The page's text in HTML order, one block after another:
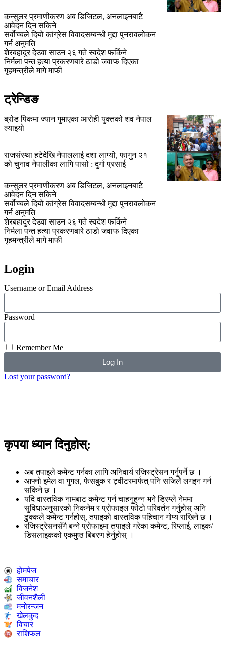
कन्सुलर प्रमाणीकरण अब डिजिटल, अनलाइनबाटै
आवेदन दिन सकिने
सर्वोच्चले दियो कांग्रेस विवादसम्बन्धी मुद्दा पुनरावलोकन
गर्न अनुमति
शेरबहादुर देउवा साउन २६ गते स्वदेश फर्किने
निर्मला पन्त हत्या प्रकरणबारे ठाडो जवाफ दिएका
गृहमन्त्रीले मागे माफी
ट्रेन्डिङ
ब्रोड पिकमा ज्यान गुमाएका आरोही युक्तको शव नेपाल
ल्याइयो
राजसंस्था हटेदेखि नेपाललाई दशा लाग्यो, फागुन २१
को चुनाव नेपालीका लागि पासो : दुर्गा प्रसाई
कन्सुलर प्रमाणीकरण अब डिजिटल, अनलाइनबाटै
आवेदन दिन सकिने
सर्वोच्चले दियो कांग्रेस विवादसम्बन्धी मुद्दा पुनरावलोकन
गर्न अनुमति
शेरबहादुर देउवा साउन २६ गते स्वदेश फर्किने
निर्मला पन्त हत्या प्रकरणबारे ठाडो जवाफ दिएका
गृहमन्त्रीले मागे माफी
Login
Username or Email Address
Password
Remember Me
Log In
Lost your password?
कृपया ध्यान दिनुहोस्:
अब तपाइले कमेन्ट गर्नका लागि अनिवार्य रजिस्ट्रेसन गर्नुपर्ने छ ।
आफ्नो इमेल वा गुगल, फेसबुक र ट्वीटरमार्फत् पनि सजिलै लगइन गर्न
सकिने छ ।
यदि वास्तविक नामबाट कमेन्ट गर्न चाहनुहुन्न भने डिस्प्ले नेममा
सुविधाअनुसारको निकनेम र प्रोफाइल फोटो परिवर्तन गर्नुहोस् अनि
ढुक्कले कमेन्ट गर्नहोस्, तपाइको वास्तविक पहिचान गोप्य राखिने छ ।
रजिस्ट्रेसनसँगै बन्ने प्रोफाइमा तपाइले गरेका कमेन्ट, रिप्लाई, लाइक/
डिसलाइकको एकमुष्ठ बिबरण हेर्नुहोस् ।
होमपेज
समाचार
विजनेश
जीवनशैली
मनोरन्जन
खेलकुद
विचार
राशिफल